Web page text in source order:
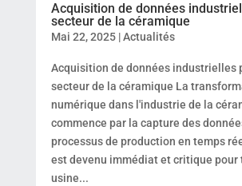
Acquisition de données
secteur de la céramique
Mai 22, 2025|Actualités
Acquisition de données industrielles
secteur de la céramique La
numérique dans l'industrie de la
commence par la capture des
processus de production en temps
est devenu immédiat et critique pour
usine...